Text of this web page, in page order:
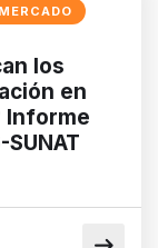
los
en
Informe